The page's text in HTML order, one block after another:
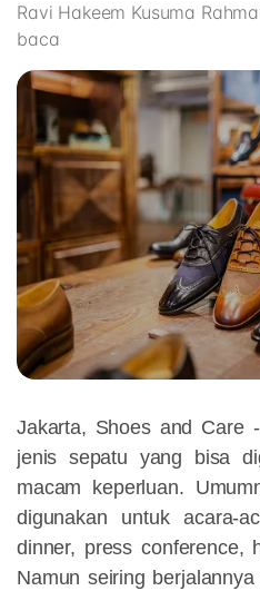
Ravi Hakeem Kusuma
baca
Jakarta, Shoes and Care
jenis sepatu yang bisa
macam keperluan.
digunakan untuk acara-
dinner, press conference,
Namun seiring